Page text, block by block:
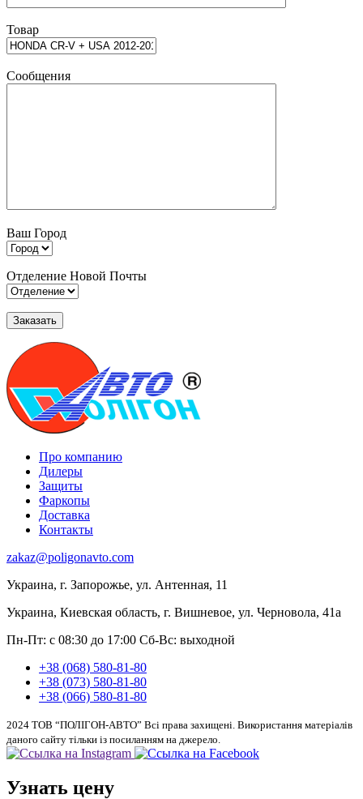
Товар
Сообщения
Ваш Город
Отделение Новой Почты
Про компанию
Дилеры
Защиты
Фаркопы
Доставка
Контакты
zakaz@poligonavto.com
Украина, г. Запорожье, ул. Антенная, 11
Украина, Киевская область, г. Вишневое, ул. Черновола, 41а
Пн-Пт: с 08:30 до 17:00 Сб-Вс: выходной
+38 (068) 580-81-80
+38 (073) 580-81-80
+38 (066) 580-81-80
2024 ТОВ “ПОЛІГОН-АВТО” Всі права захищені. Використання матеріалів
даного сайту тільки із посиланням на джерело.
Узнать цену